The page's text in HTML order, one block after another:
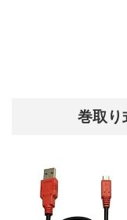
巻取